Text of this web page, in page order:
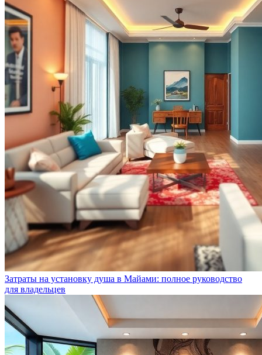
Затраты на установку душа в Майами: полное руководство
для владельцев